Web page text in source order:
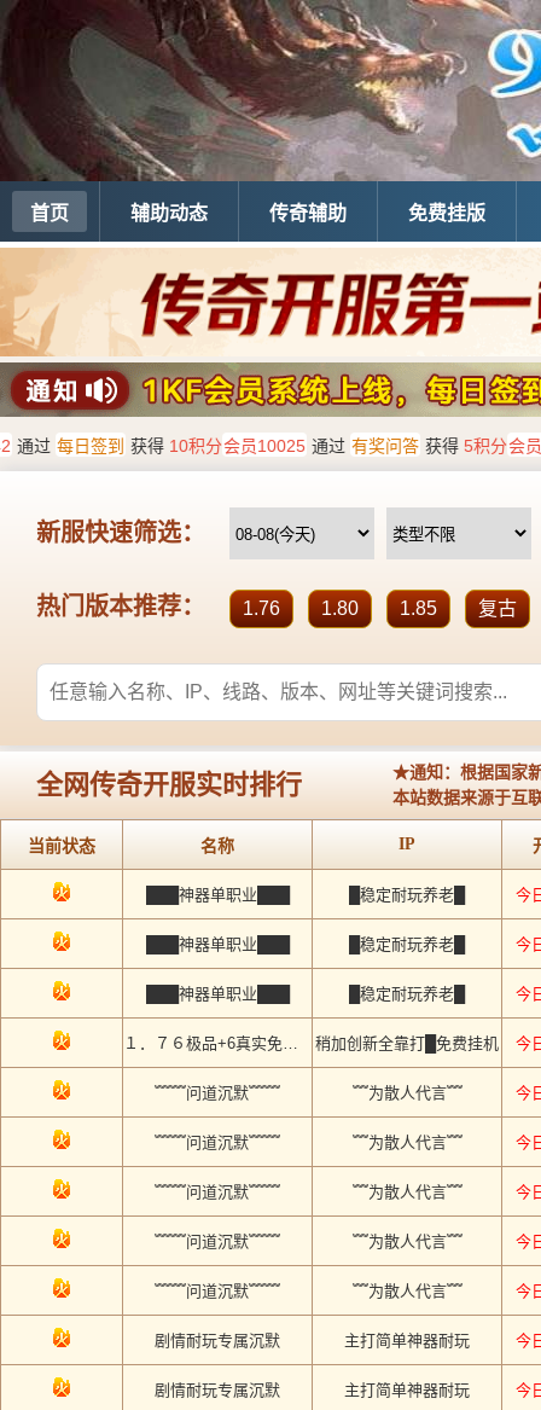
首页 辅助动态 传奇辅助 免费挂版